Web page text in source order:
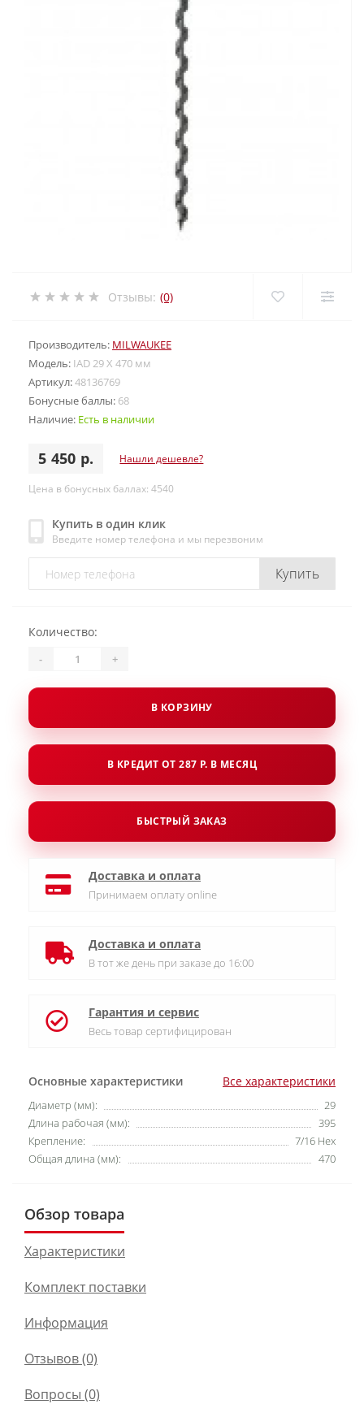
Отзывы: (0)
Производитель: MILWAUKEE
Модель: IAD 29 X 470 мм
Артикул:48136769
Бонусные баллы: 68
Наличие: Есть в наличии
5 450 р. Нашли дешевле?
Цена в бонусных баллах: 4540
Купить в один клик
Введите номер телефона и мы перезвоним
Купить
Основные характеристики Все характеристики
Диаметр (мм):
29
Длина рабочая (мм):
395
Крепление:
7/16 Hex
Общая длина (мм):
470
Количество:
- +
В КОРЗИНУ
В КРЕДИТ ОТ 287 Р. В МЕСЯЦ
БЫСТРЫЙ ЗАКАЗ
Доставка и оплата
Принимаем оплату online
Доставка и оплата
В тот же день при заказе до 16:00
Гарантия и сервис
Весь товар сертифицирован
Обзор товара
Характеристики
Комплект поставки
Информация
Отзывов (0)
Вопросы (0)